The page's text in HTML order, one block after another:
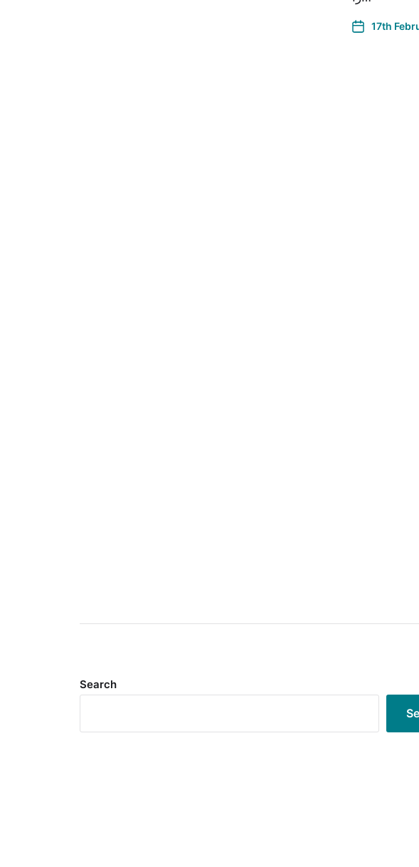
17th
Search